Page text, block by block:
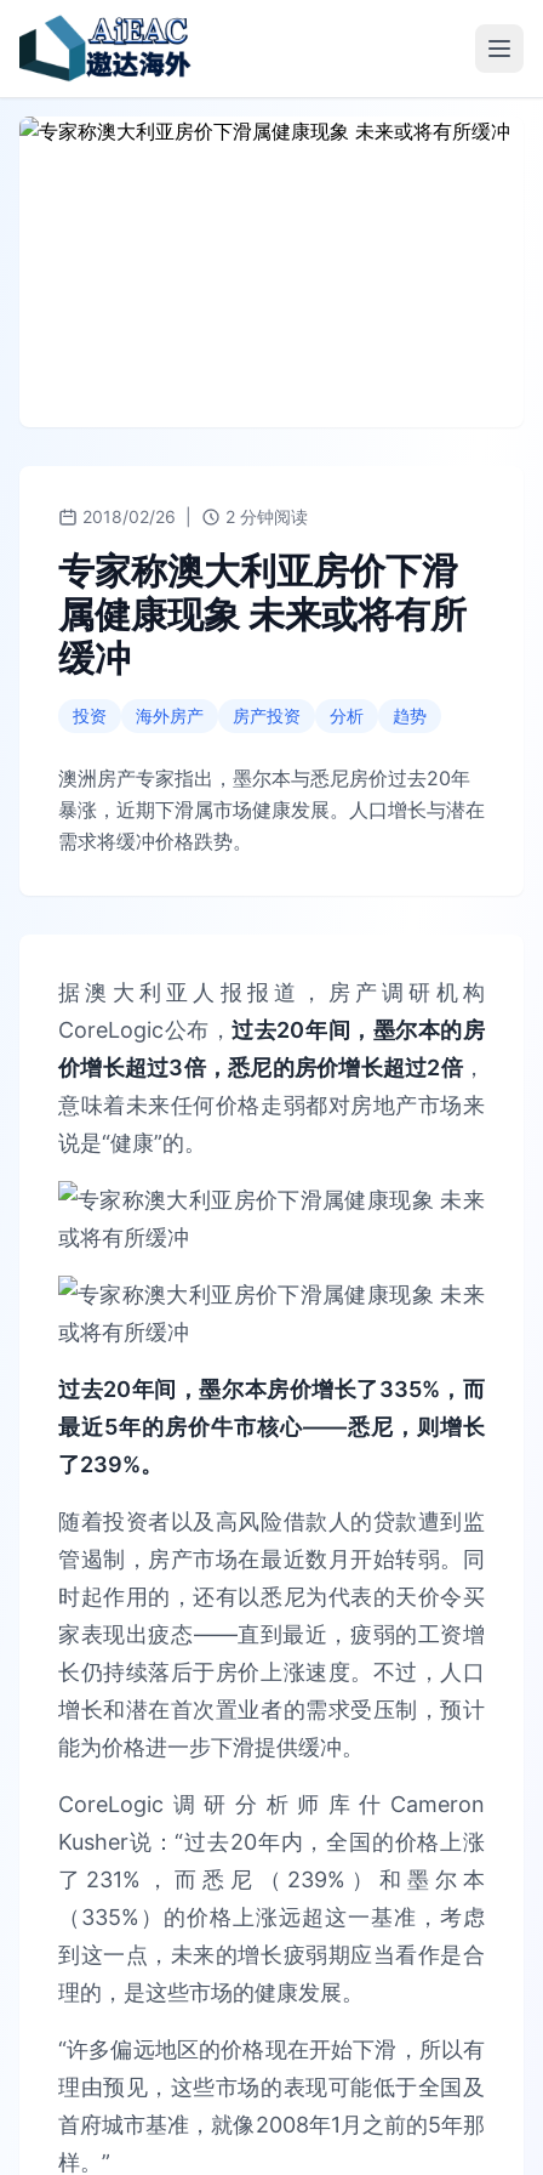
2018/02/26 2 分钟阅读
专家称澳大利亚房价下滑
属健康现象 未来或将有所
缓冲
投资 海外房产 房产投资 分析 趋势
澳洲房产专家指出，墨尔本与悉尼房价过去20年
暴涨，近期下滑属市场健康发展。人口增长与潜在
需求将缓冲价格跌势。
据澳大利亚人报报道，房产调研机构
CoreLogic公布，过去20年间，墨尔本的房
价增长超过3倍，悉尼的房价增长超过2倍，
意味着未来任何价格走弱都对房地产市场来
说是“健康”的。
过去20年间，墨尔本房价增长了335%，而
最近5年的房价牛市核心——悉尼，则增长
了239%。
随着投资者以及高风险借款人的贷款遭到监
管遏制，房产市场在最近数月开始转弱。同
时起作用的，还有以悉尼为代表的天价令买
家表现出疲态——直到最近，疲弱的工资增
长仍持续落后于房价上涨速度。不过，人口
增长和潜在首次置业者的需求受压制，预计
能为价格进一步下滑提供缓冲。
CoreLogic调研分析师库什Cameron
Kusher说：“过去20年内，全国的价格上涨
了231%，而悉尼（239%）和墨尔本
（335%）的价格上涨远超这一基准，考虑
到这一点，未来的增长疲弱期应当看作是合
理的，是这些市场的健康发展。
“许多偏远地区的价格现在开始下滑，所以有
理由预见，这些市场的表现可能低于全国及
首府城市基准，就像2008年1月之前的5年那
样。”